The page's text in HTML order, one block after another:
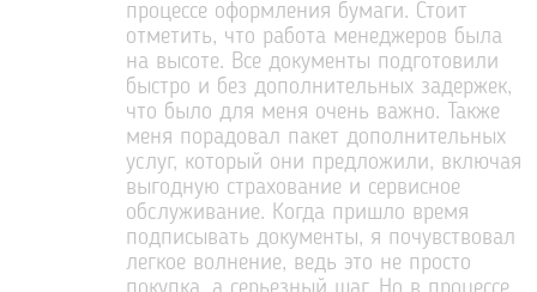
процессе оформления бумаги. Стоит
отметить, что работа менеджеров была
на высоте. Все документы подготовили
быстро и без дополнительных задержек,
что было для меня очень важно. Также
меня порадовал пакет дополнительных
услуг, который они предложили, включая
выгодную страхование и сервисное
обслуживание. Когда пришло время
подписывать документы, я почувствовал
легкое волнение, ведь это не просто